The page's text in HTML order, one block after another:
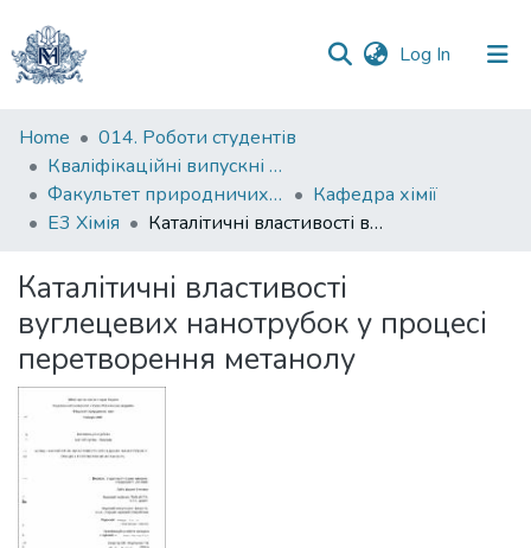
Log In (current)
Communities
&
Collections
Statistics
Home
014. Роботи студентів
Кваліфікаційні випускні роботи здобувачів вищої освіти бакалаврських програм
Факультет природничих наук
Кафедра хімії
Е3 Хімія
Каталітичні властивості вуглецевих нанотрубок у процесі перетворення метанолу
Каталітичні властивості
вуглецевих нанотрубок у процесі
перетворення метанолу